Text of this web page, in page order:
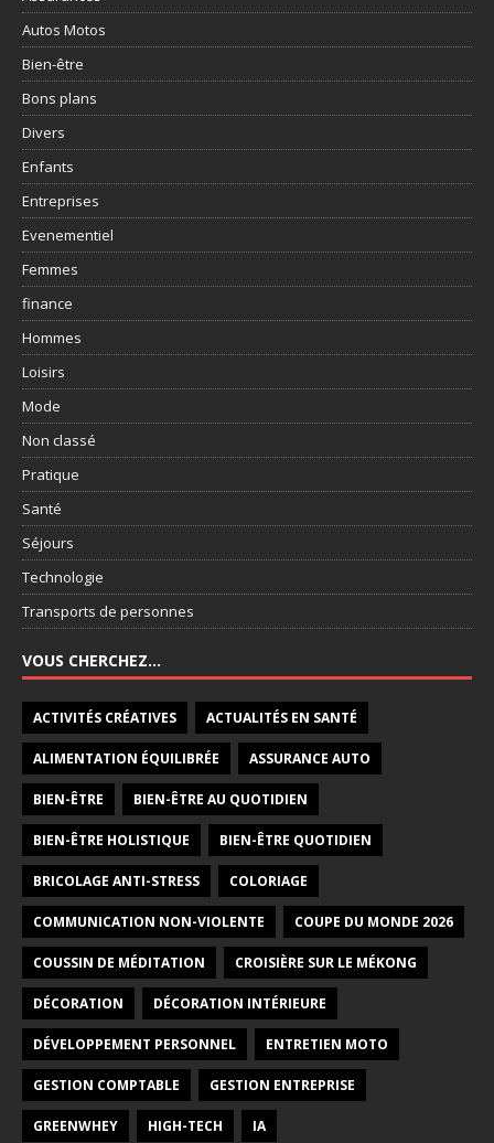
Autos Motos
Bien-être
Bons plans
Divers
Enfants
Entreprises
Evenementiel
Femmes
finance
Hommes
Loisirs
Mode
Non classé
Pratique
Santé
Séjours
Technologie
Transports de personnes
VOUS CHERCHEZ…
ACTIVITÉS CRÉATIVES ACTUALITÉS EN SANTÉ
ALIMENTATION ÉQUILIBRÉE ASSURANCE AUTO
BIEN-ÊTRE BIEN-ÊTRE AU QUOTIDIEN
BIEN-ÊTRE HOLISTIQUE BIEN-ÊTRE QUOTIDIEN
BRICOLAGE ANTI-STRESS COLORIAGE
COMMUNICATION NON-VIOLENTE COUPE DU MONDE 2026
COUSSIN DE MÉDITATION CROISIÈRE SUR LE MÉKONG
DÉCORATION DÉCORATION INTÉRIEURE
DÉVELOPPEMENT PERSONNEL ENTRETIEN MOTO
GESTION COMPTABLE GESTION ENTREPRISE
GREENWHEY HIGH-TECH IA